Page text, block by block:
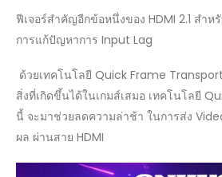
ฟีเจอร์สำคัญอีกข้อหนึ่งของ HDMI 2.1 สำห
การแก้ปัญหาการ Input Lag
ด้วยเทคโนโลยี Quick Frame
สิ่งที่เกิดขึ้นได้ในเกมส์เสมอ เทคโนโลยี
นี้ จะมาช่วยลดความล่าช้า ในการส่ง
ผล ผ่านสาย HDMI